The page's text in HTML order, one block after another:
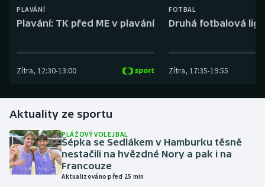
Curling
Golf
Gymnastika
Házená
PLAVÁNÍ
Plavání: TK před ME v plavání
Zítra, 12:30-13:00
FOTBAL
Druhá fotbalová
Zítra, 17:35-19:55
Aktuality ze sportu
PLÁŽOVÝ VOLEJBAL
Šépka se Sedlákem v Hamburku těsně
nestačili na hvězdné Nory a pak i na
Francouze
Aktualizováno před 25 min